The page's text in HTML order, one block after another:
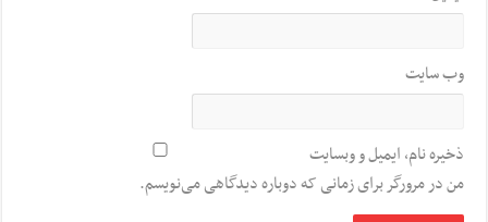
وب‌ سایت
ذخیره نام، ایمیل و وبسایت
من در مرورگر برای زمانی که دوباره دیدگاهی می‌نویسم.